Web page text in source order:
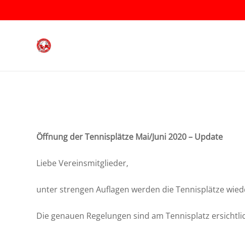
Öffnung der Tennisplätze Mai/Juni 2020– Update
Liebe Vereinsmitglieder,
unter strengen Auflagen werden die Tennisplätze
Die genauen Regelungen sind am Tennisplatz